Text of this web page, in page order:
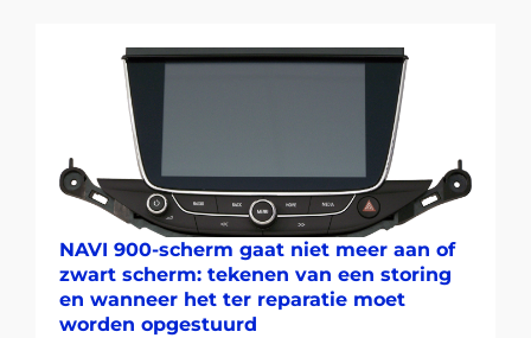
NAVI 900-scherm gaat niet meer aan of
zwart scherm: tekenen van een storing
en wanneer het ter reparatie moet
worden opgestuurd